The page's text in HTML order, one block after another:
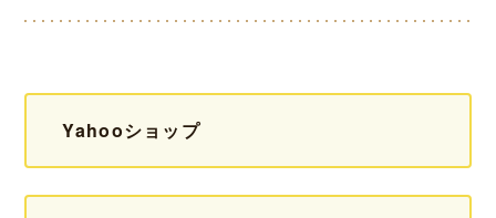
Yahooショップ